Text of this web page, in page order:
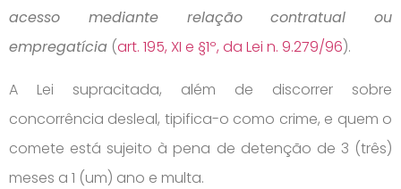
acesso mediante relação contratual ou
empregatícia (art. 195, XI e §1º, da Lei n. 9.279/96).
A Lei supracitada, além de discorrer sobre
concorrência desleal, tipifica-o como crime, e quem o
comete está sujeito à pena de detenção de 3 (três)
meses a 1 (um) ano e multa.